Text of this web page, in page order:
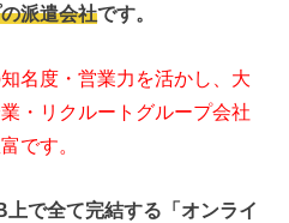
派遣会社です。
名度・営業力を活かし、大
・リクルートグループ会社
です。
上で全て完結する「オンライ